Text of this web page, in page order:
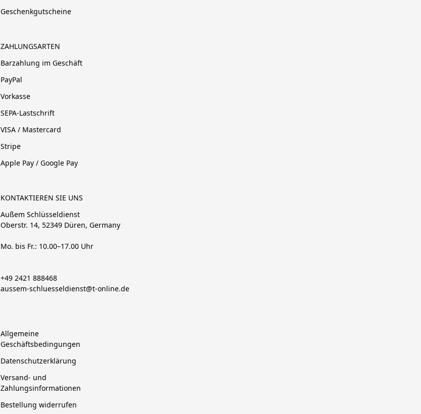
Geschenkgutscheine
ZAHLUNGSARTEN
Barzahlung im Geschäft
PayPal
Vorkasse
SEPA-Lastschrift
VISA / Mastercard
Stripe
Apple Pay / Google Pay
KONTAKTIEREN SIE UNS
Außem Schlüsseldienst
Oberstr. 14, 52349 Düren, Germany
Mo. bis Fr.: 10.00–17.00 Uhr
+49 2421 888468
aussem-schluesseldienst@t-online.de
Allgemeine
Geschäftsbedingungen
Datenschutzerklärung
Versand- und
Zahlungsinformationen
Bestellung widerrufen